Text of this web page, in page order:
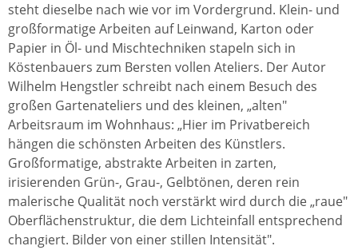
steht dieselbe nach wie vor im Vordergrund. Klein- und
großformatige Arbeiten auf Leinwand, Karton oder
Papier in Öl- und Mischtechniken stapeln sich in
Köstenbauers zum Bersten vollen Ateliers. Der Autor
Wilhelm Hengstler schreibt nach einem Besuch des
großen Gartenateliers und des kleinen, „alten"
Arbeitsraum im Wohnhaus: „Hier im Privatbereich
hängen die schönsten Arbeiten des Künstlers.
Großformatige, abstrakte Arbeiten in zarten,
irisierenden Grün-, Grau-, Gelbtönen, deren rein
malerische Qualität noch verstärkt wird durch die „raue"
Oberflächenstruktur, die dem Lichteinfall entsprechend
changiert. Bilder von einer stillen Intensität".